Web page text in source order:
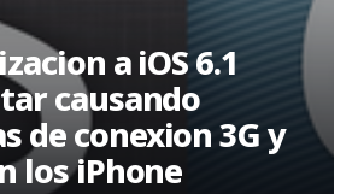
a iOS 6.1
causando
de conexion 3G y
los iPhone